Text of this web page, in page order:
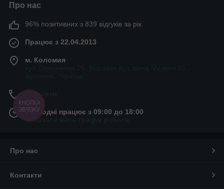
Про нас
96% позитивних з 839 відгуків за рік
Працює з 22.04.2013
м. Коломия
Контакти
Сьогодні працює з 09:00 до 18:00
Показати весь графік роботи
Про нас
Контакти
КНОПКА
ЗВ'ЯЗКУ